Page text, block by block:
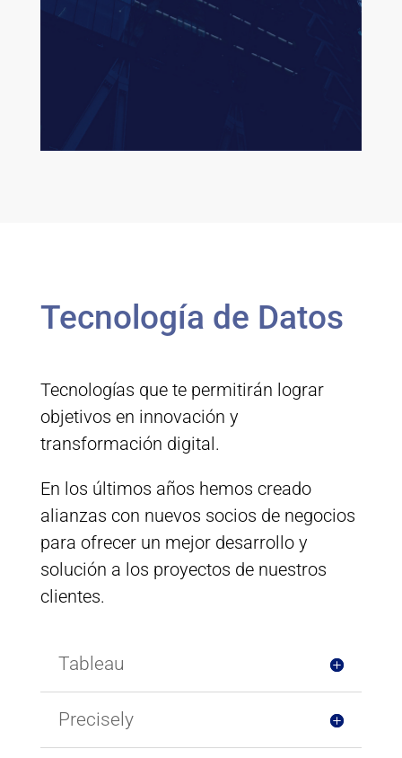
Tecnología de Datos
Tecnologías que te permitirán lograr
objetivos en innovación y
transformación digital.
En los últimos años hemos creado
alianzas con nuevos socios de negocios
para ofrecer un mejor desarrollo y
solución a los proyectos de nuestros
clientes.
Tableau
Precisely